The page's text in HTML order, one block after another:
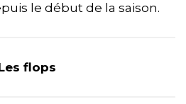
le début de la saison.
flops